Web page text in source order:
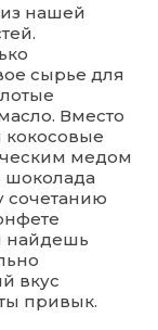
нашей
сырье для
Вместо
медом
шоколада
сочетанию
найдешь
вкус
привык.